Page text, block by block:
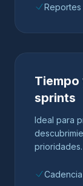
sprints
Ideal para
prioridades.